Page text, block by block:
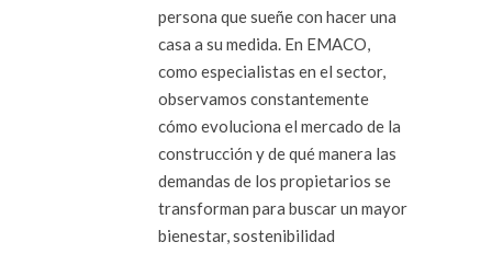
persona que sueñe con hacer una
casa a su medida. En EMACO,
como especialistas en el sector,
observamos constantemente
cómo evoluciona el mercado de la
construcción y de qué manera las
demandas de los propietarios se
transforman para buscar un mayor
bienestar, sostenibilidad